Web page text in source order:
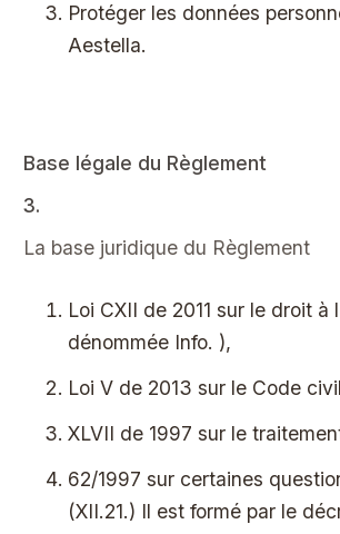
Protéger les données
Aestella.
Base légale du Règlement
3.
La base juridique du Règlement
Loi CXII de 2011 sur le droit
dénommée Info. ),
Loi V de 2013 sur le Code civil
XLVII de 1997 sur le
62/1997 sur certaines
(XII.21.) Il est formé par le